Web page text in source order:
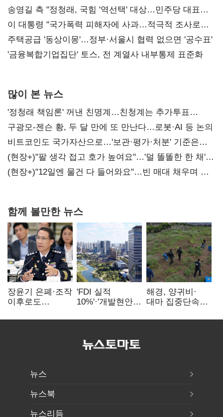
리모델링' 제안
송영길 측 "정청래, 국힘 '역선택' 대상…민주당 대표로
총선 지휘 못해"
이 대통령 "국가폭력 피해자에 사과…적극적 조사로
진실 밝혀야"
주택공급 '동상이몽'…정부·서울시 협력 없으면 '공수표'
'금융복합기업집단' 토스, 전 계열사 내부통제 표준화
많이 본 뉴스
'정청래 책임론' 꺼낸 친명계…친청계는 추가투표
때리기
구광모-젠슨 황, 두 달 만에 또 만난다…로봇·AI 등 논의
비트코인도 국가자산으로…'보관·평가·처분' 기준은
숙제
(현장+)"팔 생각 접고 호가 높여요"…'덜 똘똘한 한 채'
20억 키맞추기
(현장+)"12일엔 물건 다 들어와요"…빈 매대 채우며 문
함께 볼만한 뉴스
장윤기 은폐·조작
이후로도
내부비위…경찰
'FDI 실적
10%'·'개발현안
인천경제청장
해경, 양귀비·
대마 집중단속…
249명 검거
뉴스
뉴스북
뉴스리듬